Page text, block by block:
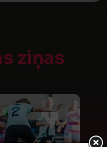
ziņas